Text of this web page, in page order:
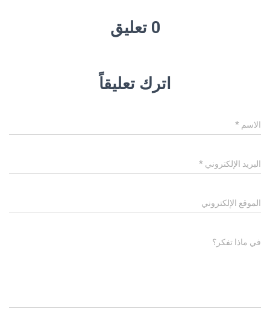
0 تعليق
اترك تعليقاً
الاسم *
البريد الإلكتروني *
الموقع الإلكتروني
في ماذا تفكر؟